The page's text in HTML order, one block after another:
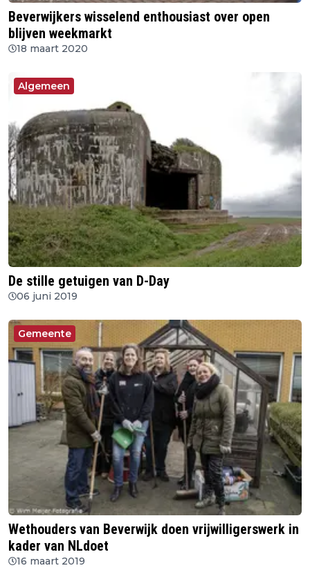
Beverwijkers wisselend enthousiast over open
blijven weekmarkt
18 maart 2020
Algemeen
De stille getuigen van D-Day
06 juni 2019
Gemeente
Wethouders van Beverwijk doen vrijwilligerswerk in
kader van NLdoet
16 maart 2019